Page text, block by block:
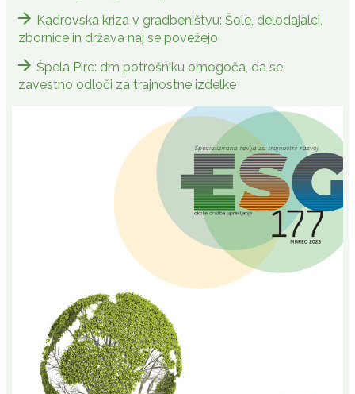
Kadrovska kriza v gradbeništvu: Šole, delodajalci,
zbornice in država naj se povežejo
Špela Pirc: dm potrošniku omogoča, da se
zavestno odloči za trajnostne izdelke